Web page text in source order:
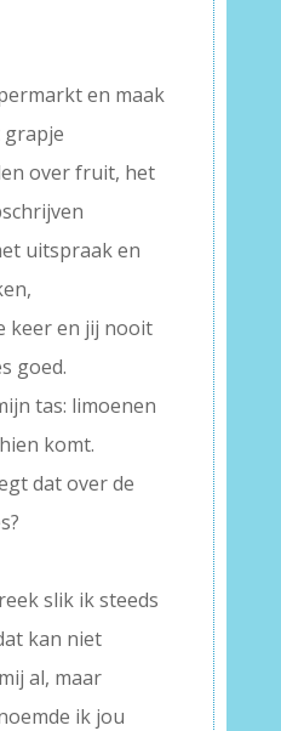
en maak
over fruit, het
uitspraak en
keer en jij nooit
goed.
tas: limoenen
komt.
dat over de
slik ik steeds
kan niet
al, maar
ik jou